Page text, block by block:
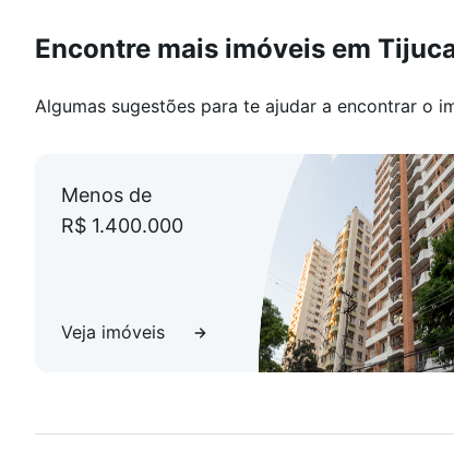
Encontre mais imóveis em
Algumas sugestões para te ajudar a encontrar o
Menos de
R$ 1.400.000
Veja imóveis